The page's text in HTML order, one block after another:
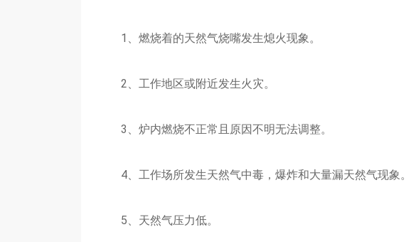
1、燃烧着的天然气烧嘴发生熄火现象。
2、工作地区或附近发生火灾。
3、炉内燃烧不正常且原因不明无法调整。
4、工作场所发生天然气中毒，爆炸和大量漏天然气现象。
5、天然气压力低。